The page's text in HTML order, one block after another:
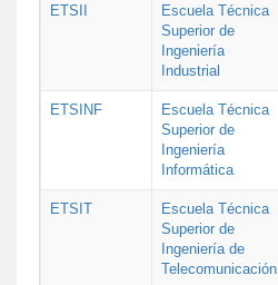
ETSII
Escuela Técnica
Superior de
Ingeniería
Industrial
ETSINF
Escuela Técnica
Superior de
Ingeniería
Informática
ETSIT
Escuela Técnica
Superior de
Ingeniería de
Telecomunicación